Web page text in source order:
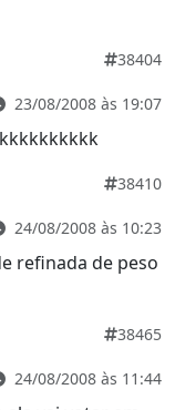
38404
23/08/2008 às 19:07
38410
24/08/2008 às 10:23
refinada de peso
38465
24/08/2008 às 11:44